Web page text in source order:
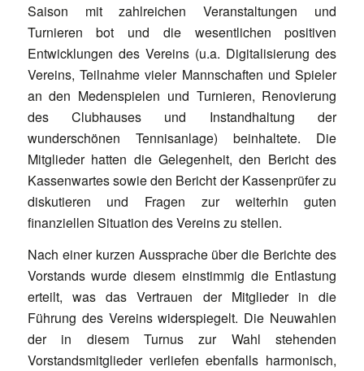
Saison mit zahlreichen Veranstaltungen und
Turnieren bot und die wesentlichen positiven
Entwicklungen des Vereins (u.a. Digitalisierung des
Vereins, Teilnahme vieler Mannschaften und Spieler
an den Medenspielen und Turnieren, Renovierung
des Clubhauses und Instandhaltung der
wunderschönen Tennisanlage) beinhaltete. Die
Mitglieder hatten die Gelegenheit, den Bericht des
Kassenwartes sowie den Bericht der Kassenprüfer zu
diskutieren und Fragen zur weiterhin guten
finanziellen Situation des Vereins zu stellen.
Nach einer kurzen Aussprache über die Berichte des
Vorstands wurde diesem einstimmig die Entlastung
erteilt, was das Vertrauen der Mitglieder in die
Führung des Vereins widerspiegelt. Die Neuwahlen
der in diesem Turnus zur Wahl stehenden
Vorstandsmitglieder verliefen ebenfalls harmonisch,